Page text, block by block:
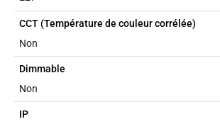
CCT (Température de couleur corrélée)
Non
Dimmable
Non
IP